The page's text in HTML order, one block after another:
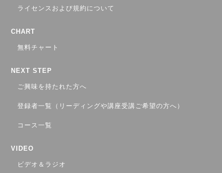
ライセンスおよび規約について
CHART
無料チャート
NEXT STEP
ご興味を持たれた方へ
登録者一覧（リーディングや講座受講ご希望の方へ）
コース一覧
VIDEO
ビデオ＆ラジオ